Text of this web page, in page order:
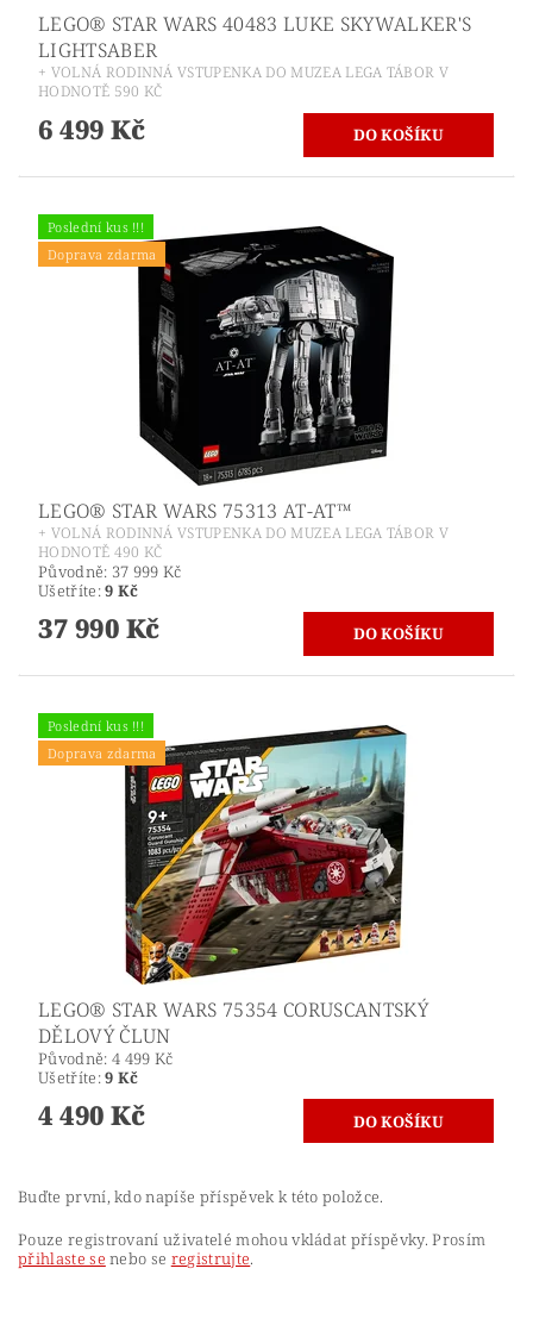
LEGO® STAR WARS 40483 LUKE SKYWALKER'S
LIGHTSABER
+ VOLNÁ RODINNÁ VSTUPENKA DO MUZEA LEGA TÁBOR V
HODNOTĚ 590 KČ
6 499 Kč
Poslední kus !!!
Doprava zdarma
LEGO® STAR WARS 75313 AT-AT™
+ VOLNÁ RODINNÁ VSTUPENKA DO MUZEA LEGA TÁBOR V
HODNOTĚ 490 KČ
Původně: 37 999 Kč
Ušetříte:9 Kč
37 990 Kč
Poslední kus !!!
Doprava zdarma
LEGO® STAR WARS 75354 CORUSCANTSKÝ
DĚLOVÝ ČLUN
Původně: 4 499 Kč
Ušetříte:9 Kč
4 490 Kč
Buďte první, kdo napíše příspěvek k této položce.
Pouze registrovaní uživatelé mohou vkládat příspěvky. Prosím
přihlaste se nebo se registrujte.